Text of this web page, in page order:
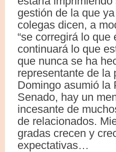
gestión de la que
colegas dicen, a
“se corregirá lo que
continuará lo que
que nunca se ha
representante de la
Domingo asumió la
Senado, hay un
incesante de
de relacionados.
gradas crecen y
expectativas…